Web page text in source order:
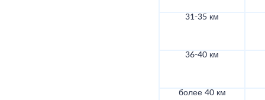
31-35 км
36-40 км
более 40 км